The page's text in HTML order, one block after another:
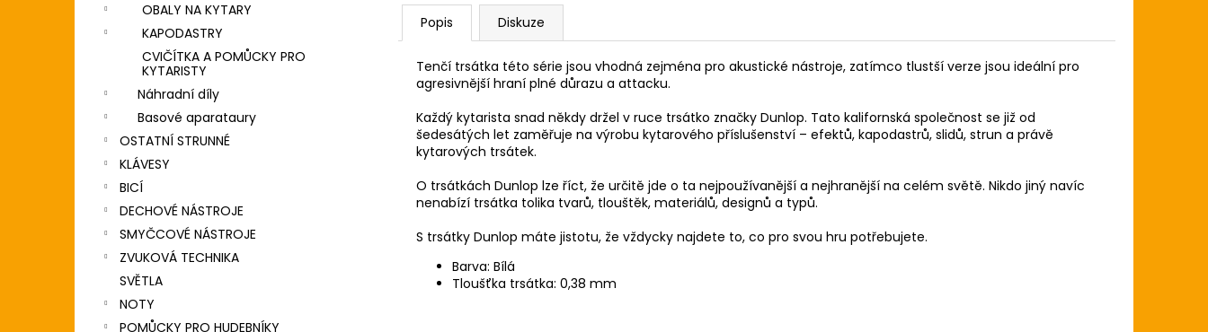
OBALY NA KYTARY
KAPODASTRY
CVIČÍTKA A POMŮCKY PRO
KYTARISTY
Náhradní díly
Basové aparataury
OSTATNÍ STRUNNÉ
KLÁVESY
BICÍ
DECHOVÉ NÁSTROJE
SMYČCOVÉ NÁSTROJE
ZVUKOVÁ TECHNIKA
SVĚTLA
NOTY
POMŮCKY PRO HUDEBNÍKY
Popis Diskuze
Tenčí trsátka této série jsou vhodná zejména pro akustické nástroje, zatímco tlustší verze jsou ideální pro
agresivnější hraní plné důrazu a attacku.
Každý kytarista snad někdy držel v ruce trsátko značky Dunlop. Tato kalifornská společnost se již od
šedesátých let zaměřuje na výrobu kytarového příslušenství – efektů, kapodastrů, slidů, strun a právě
kytarových trsátek.
O trsátkách Dunlop lze říct, že určitě jde o ta nejpoužívanější a nejhranější na celém světě. Nikdo jiný navíc
nenabízí trsátka tolika tvarů, tlouštěk, materiálů, designů a typů.
S trsátky Dunlop máte jistotu, že vždycky najdete to, co pro svou hru potřebujete.
Barva: Bílá
Tloušťka trsátka: 0,38 mm